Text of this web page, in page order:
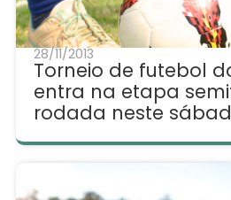
28/11/2013
Torneio de futebol
entra na etapa
rodada neste